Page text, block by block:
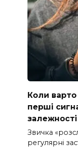
Коли
перші
залежності
Звичка
регулярні